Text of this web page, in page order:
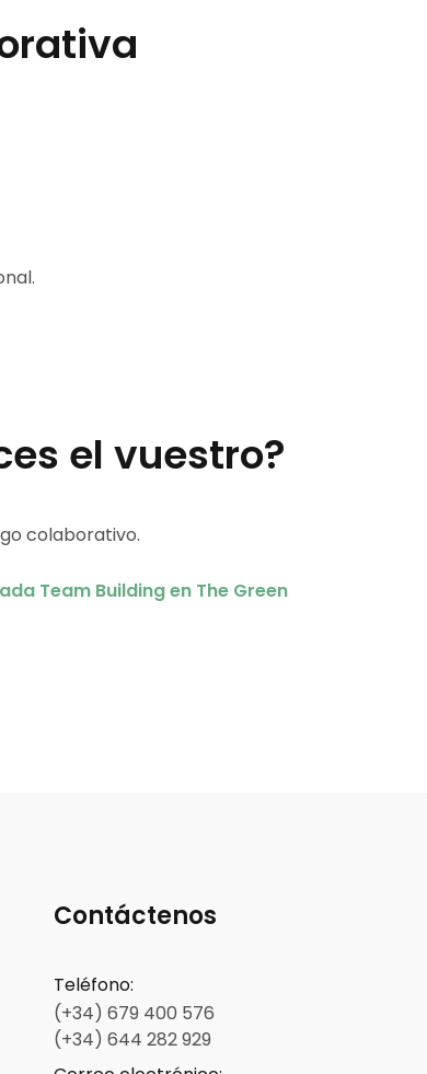
el vuestro?
colaborativo.
Team Building en The Green
Contáctenos
Teléfono:
(+34) 679 400 576
(+34) 644 282 929